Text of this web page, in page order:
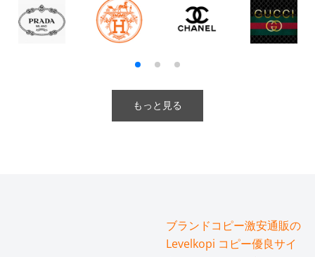
もっと見る
ブランドコピー激安通販の
Levelkopi コピー優良サイ